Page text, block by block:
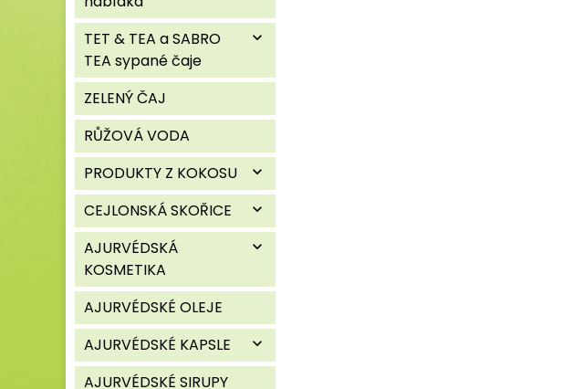
TET & TEA a SABRO
TEA sypané čaje
expand_more
ZELENÝ ČAJ
RŮŽOVÁ VODA
PRODUKTY Z KOKOSU
expand_more
CEJLONSKÁ SKOŘICE expand_more
AJURVÉDSKÁ
KOSMETIKA
expand_more
AJURVÉDSKÉ OLEJE
AJURVÉDSKÉ KAPSLE
expand_more
AJURVÉDSKÉ SIRUPY